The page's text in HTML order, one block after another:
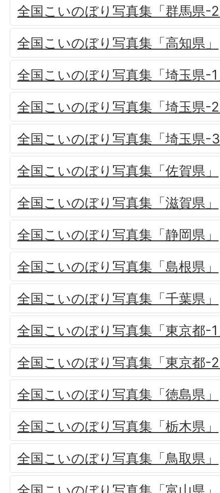
全国こいのぼり写真集「群馬県-
全国こいのぼり写真集「高知県」
全国こいのぼり写真集「埼玉県-
全国こいのぼり写真集「埼玉県-
全国こいのぼり写真集「埼玉県-
全国こいのぼり写真集「佐賀県」
全国こいのぼり写真集「滋賀県」
全国こいのぼり写真集「静岡県」
全国こいのぼり写真集「島根県」
全国こいのぼり写真集「千葉県」
全国こいのぼり写真集「東京都-
全国こいのぼり写真集「東京都-
全国こいのぼり写真集「徳島県」
全国こいのぼり写真集「栃木県」
全国こいのぼり写真集「鳥取県」